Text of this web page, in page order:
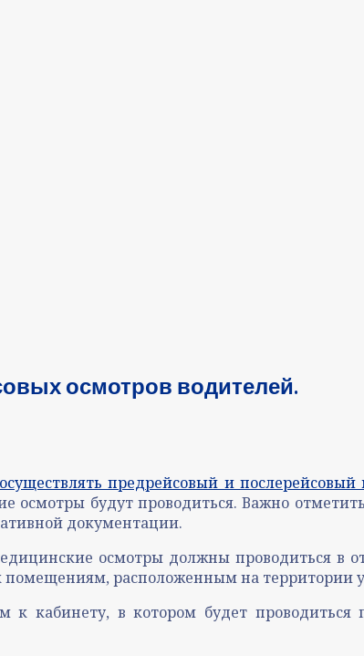
осмотров водителей.
предрейсовый и
осмотры будут проводиться. Важно
документации.
осмотры должны проводиться
помещениям, расположенным на
к кабинету, в котором будет